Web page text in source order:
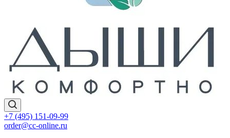
+7 (495) 151-09-99
order@cc-online.ru